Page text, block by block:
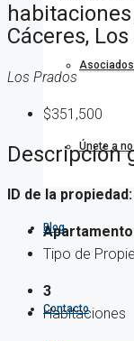
Asociados
Únete a
Blog
Contacto
Cáceres,
Los Prados
$351,500
Descripción
ID de la propiedad:
Tipo de
3
Habitaciones